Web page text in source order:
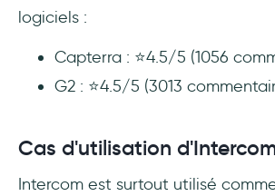
logiciels :
Capterra : ⭐4.5/5 (1056
G2 : ⭐4.5/5 (3013
Cas d'utilisation
Intercom est surtout utilisé